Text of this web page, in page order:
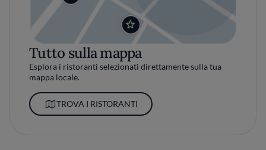
Tutto sulla mappa
Esplora i ristoranti selezionati direttamente sulla tua
mappa locale.
TROVA I RISTORANTI